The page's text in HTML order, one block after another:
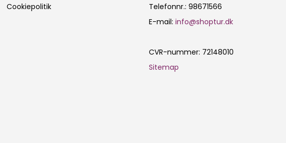
Cookiepolitik
Telefonnr.: 98671566
E-mail: info@shoptur.dk
CVR-nummer: 72148010
Sitemap